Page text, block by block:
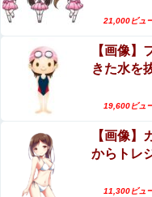
登場してしまう
内田梨瑚受刑者「社会
クマが害獣扱いされる
度もクマに会ったこと
張しており……他
めるる似のA●女優 前
無料で読む方法
せるおそロシ
いこの女児の
エロ漫画『陸
hitomiを使わ
【動画】メン
21,000ビュ
【画像】
きた水を
19,600ビュ
【画像】
からトレ
11,300ビュ